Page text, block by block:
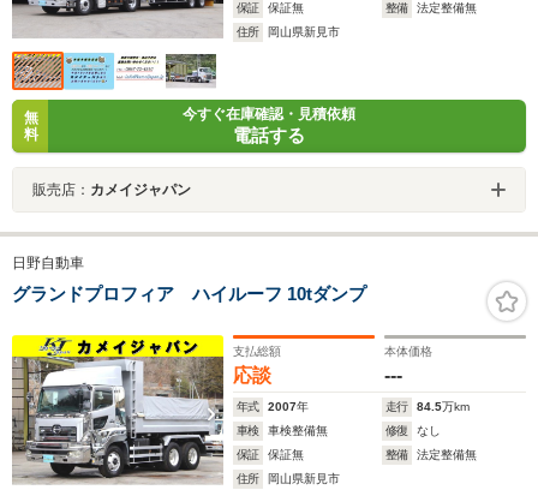
保証
保証無 整備
法定整備無
住所
岡山県新見市
無
料
今すぐ在庫確認・見積依頼
電話する
販売店： カメイジャパン
日野自動車
グランドプロフィア ハイルーフ 10tダンプ
支払総額
応談
本体価格
---
年式 2007年 走行 84.5万km
車検
車検整備無 修復
なし
保証
保証無 整備
法定整備無
住所
岡山県新見市